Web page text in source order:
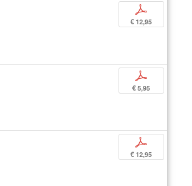
p
€ 12,95
p
€ 5,95
p
€ 12,95